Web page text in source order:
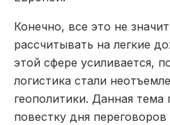
Конечно, все это не
рассчитывать на легкие
этой сфере усиливается,
логистика стали
геополитики. Данная
повестку дня